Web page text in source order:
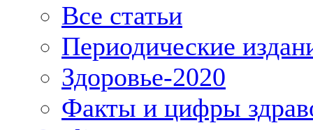
Все статьи
Периодические
Здоровье-2020
Факты и цифры